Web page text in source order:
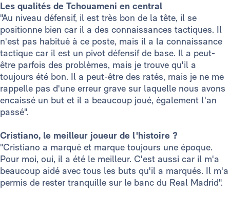
Les qualités de Tchouameni en central
"Au niveau défensif, il est très bon de la tête, il se
positionne bien car il a des connaissances tactiques. Il
n'est pas habitué à ce poste, mais il a la connaissance
tactique car il est un pivot défensif de base. Il a peut-
être parfois des problèmes, mais je trouve qu'il a
toujours été bon. Il a peut-être des ratés, mais je ne me
rappelle pas d'une erreur grave sur laquelle nous avons
encaissé un but et il a beaucoup joué, également l'an
passé".
Cristiano, le meilleur joueur de l'histoire ?
"Cristiano a marqué et marque toujours une époque.
Pour moi, oui, il a été le meilleur. C'est aussi car il m'a
beaucoup aidé avec tous les buts qu'il a marqués. Il m'a
permis de rester tranquille sur le banc du Real Madrid".